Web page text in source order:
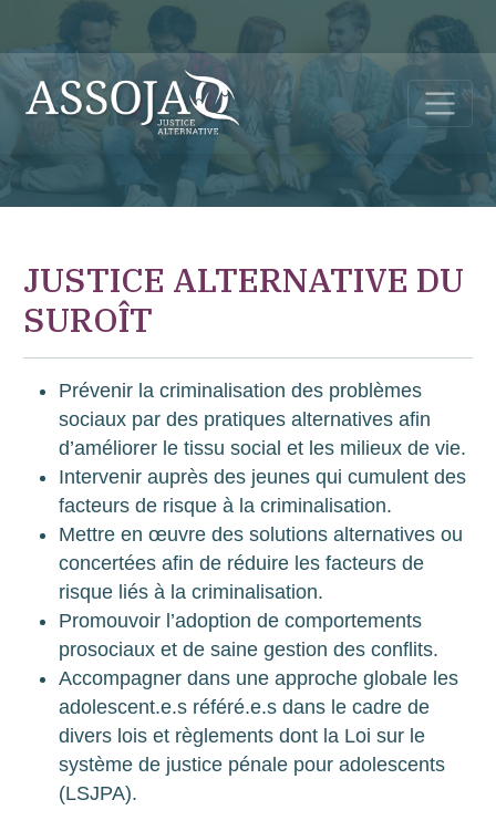
JUSTICE ALTERNATIVE DU
SUROÎT
Prévenir la criminalisation des problèmes
sociaux par des pratiques alternatives afin
d’améliorer le tissu social et les milieux de vie.
Intervenir auprès des jeunes qui cumulent des
facteurs de risque à la criminalisation.
Mettre en œuvre des solutions alternatives ou
concertées afin de réduire les facteurs de
risque liés à la criminalisation.
Promouvoir l’adoption de comportements
prosociaux et de saine gestion des conflits.
Accompagner dans une approche globale les
adolescent.e.s référé.e.s dans le cadre de
divers lois et règlements dont la Loi sur le
système de justice pénale pour adolescents
(LSJPA).